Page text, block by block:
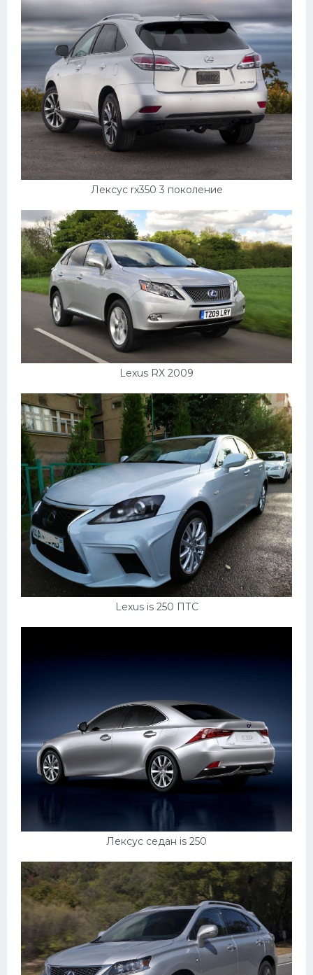
Лексус rx350 3 поколение
Lexus RX 2009
Lexus is 250 ПТС
Лексус седан is 250